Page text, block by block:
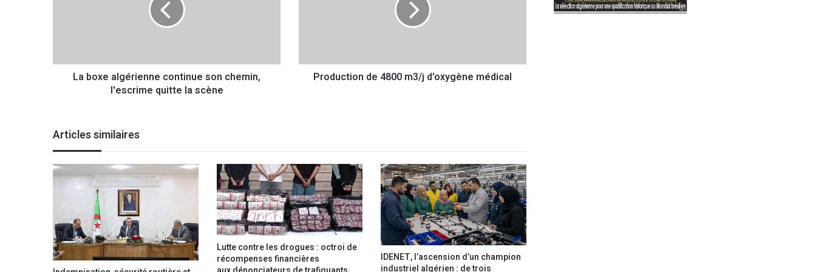
g
n
e
c
o
n
u
e
s
La boxe algérienne continue son chemin,
l'escrime quitte la scène
o
0
m
3
/
j
d
’
x
y
Production de 4800 m3/j d’oxygène médical
Articles similaires
Lutte contre les drogues : octroi de
récompenses financières
IDENET, l’ascension d’un champion
industriel algérien : de trois